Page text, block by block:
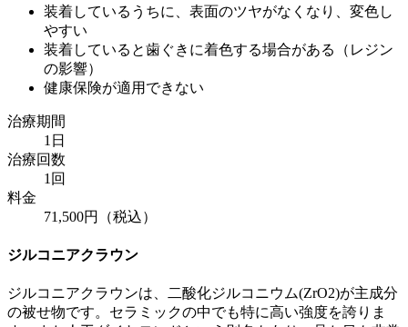
装着しているうちに、表面のツヤがなくなり、変色し
やすい
装着していると歯ぐきに着色する場合がある（レジン
の影響）
健康保険が適用できない
治療期間
1日
治療回数
1回
料金
71,500円（税込）
ジルコニアクラウン
ジルコニアクラウンは、二酸化ジルコニウム(ZrO2)が主成分
の被せ物です。セラミックの中でも特に高い強度を誇りま